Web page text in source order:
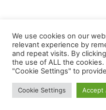
Mit Stolz präsentiert
We use cookies on our
relevant experience by
and repeat visits. By
the use of ALL the
"Cookie Settings" to
Cookie Settings Accept